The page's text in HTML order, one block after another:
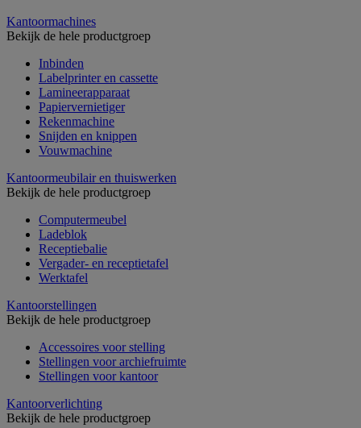
Kantoormachines
Bekijk de hele productgroep
Inbinden
Labelprinter en cassette
Lamineerapparaat
Papiervernietiger
Rekenmachine
Snijden en knippen
Vouwmachine
Kantoormeubilair en thuiswerken
Bekijk de hele productgroep
Computermeubel
Ladeblok
Receptiebalie
Vergader- en receptietafel
Werktafel
Kantoorstellingen
Bekijk de hele productgroep
Accessoires voor stelling
Stellingen voor archiefruimte
Stellingen voor kantoor
Kantoorverlichting
Bekijk de hele productgroep